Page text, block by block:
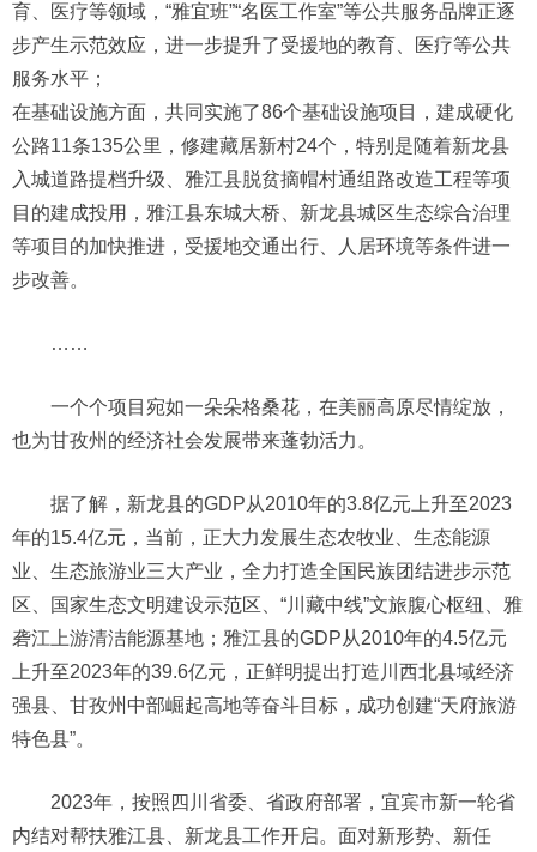
育、医疗等领域，“雅宜班”“名医工作室”等公共服务品牌正逐
步产生示范效应，进一步提升了受援地的教育、医疗等公共
服务水平；
在基础设施方面，共同实施了86个基础设施项目，建成硬化
公路11条135公里，修建藏居新村24个，特别是随着新龙县
入城道路提档升级、雅江县脱贫摘帽村通组路改造工程等项
目的建成投用，雅江县东城大桥、新龙县城区生态综合治理
等项目的加快推进，受援地交通出行、人居环境等条件进一
步改善。
……
一个个项目宛如一朵朵格桑花，在美丽高原尽情绽放，
也为甘孜州的经济社会发展带来蓬勃活力。
据了解，新龙县的GDP从2010年的3.8亿元上升至2023
年的15.4亿元，当前，正大力发展生态农牧业、生态能源
业、生态旅游业三大产业，全力打造全国民族团结进步示范
区、国家生态文明建设示范区、“川藏中线”文旅腹心枢纽、雅
砻江上游清洁能源基地；雅江县的GDP从2010年的4.5亿元
上升至2023年的39.6亿元，正鲜明提出打造川西北县域经济
强县、甘孜州中部崛起高地等奋斗目标，成功创建“天府旅游
特色县”。
2023年，按照四川省委、省政府部署，宜宾市新一轮省
内结对帮扶雅江县、新龙县工作开启。面对新形势、新任